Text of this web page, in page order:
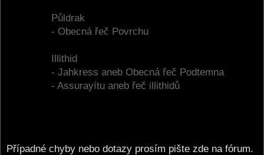
Půldrak
- Obecná řeč Povrchu
Illithid
- Jahkress aneb Obecná řeč Podtemna
- Assurayítu aneb řeč illithidů
Případné chyby nebo dotazy prosím pište zde na fórum.